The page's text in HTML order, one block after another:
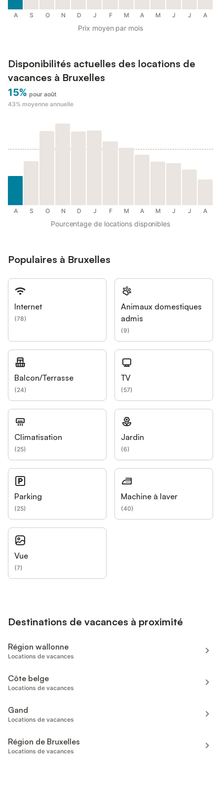
A S O N D J F M A M J J A
Prix moyen par mois
Disponibilités actuelles des locations de
vacances à Bruxelles
15% pour août
43% moyenne annuelle
A S O N D J F M A M J J A
Pourcentage de locations disponibles
Populaires à Bruxelles
Internet
(78)
Animaux domestiques
admis
(9)
Balcon/Terrasse
(24)
TV
(57)
Climatisation
(25)
Jardin
(6)
Parking
(25)
Machine à laver
(40)
Vue
(7)
Destinations de vacances à proximité
Région wallonne
Locations de vacances
Côte belge
Locations de vacances
Gand
Locations de vacances
Région de Bruxelles
Locations de vacances